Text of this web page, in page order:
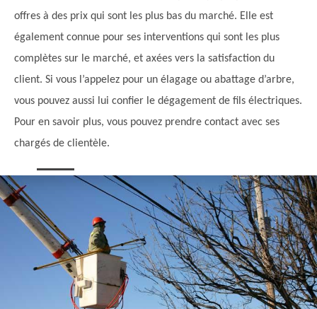
offres à des prix qui sont les plus bas du marché. Elle est
également connue pour ses interventions qui sont les plus
complètes sur le marché, et axées vers la satisfaction du
client. Si vous l’appelez pour un élagage ou abattage d’arbre,
vous pouvez aussi lui confier le dégagement de fils électriques.
Pour en savoir plus, vous pouvez prendre contact avec ses
chargés de clientèle.